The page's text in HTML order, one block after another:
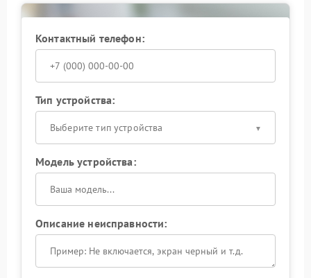
Контактный телефон:
Тип устройства:
Выберите тип устройства
Модель устройства:
Описание неисправности: